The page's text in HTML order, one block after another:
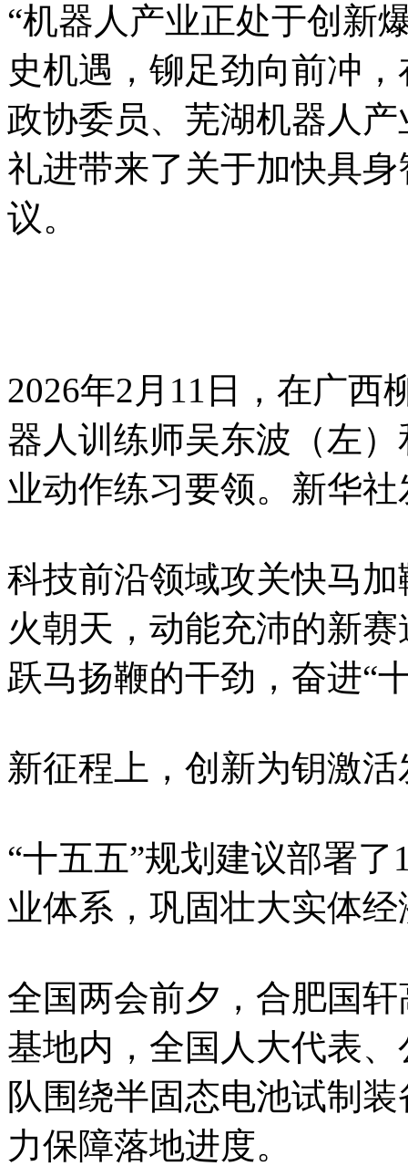
“机器人产业正处于创新
史机遇，铆足劲向前冲
政协委员、芜湖机器人
礼进带来了关于加快具
议。
2026年2月11日，在广西
器人训练师吴东波（左
业动作练习要领。新华
科技前沿领域攻关快马
火朝天，动能充沛的新
跃马扬鞭的干劲，奋进“
新征程上，创新为钥激
“十五五”规划建议部署
业体系，巩固壮大实体
全国两会前夕，合肥国
基地内，全国人大代表
队围绕半固态电池试制
力保障落地进度。